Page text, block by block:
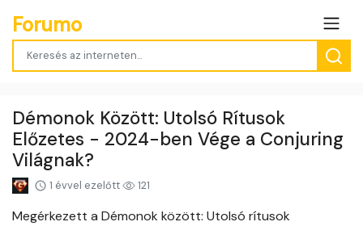
Forumo
Démonok Között: Utolsó Rítusok
Előzetes - 2024-ben Vége a Conjuring
Világnak?
1 évvel ezelőtt 121
Megérkezett a Démonok között: Utolsó rítusok